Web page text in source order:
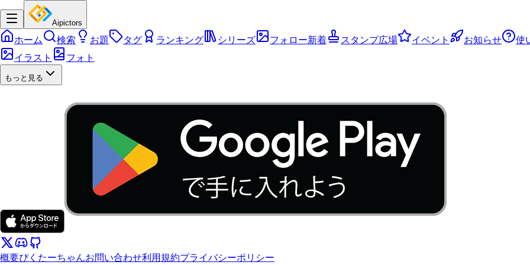
Aipictors
ホーム 検索 お題 タグ ランキング シリーズ フォロー新着 スタンプ広場 イベント お知らせ
使
イラスト
フォト
もっと見る
概要ぴくたーちゃんお問い合わせ利用規約プライバシーポリシー